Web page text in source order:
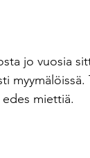
Friday Otan
jo vuosia
myymälöissä.
miettiä.